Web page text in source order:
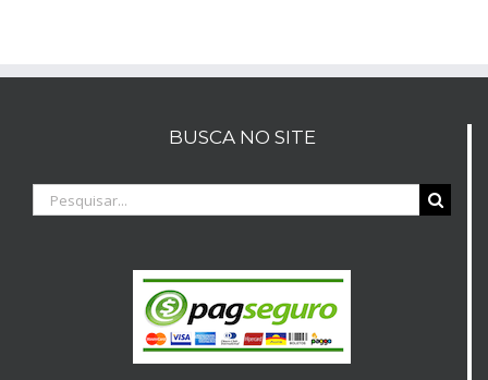
BUSCA NO SITE
Buscar